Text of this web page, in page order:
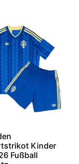
Kinder
Fußball